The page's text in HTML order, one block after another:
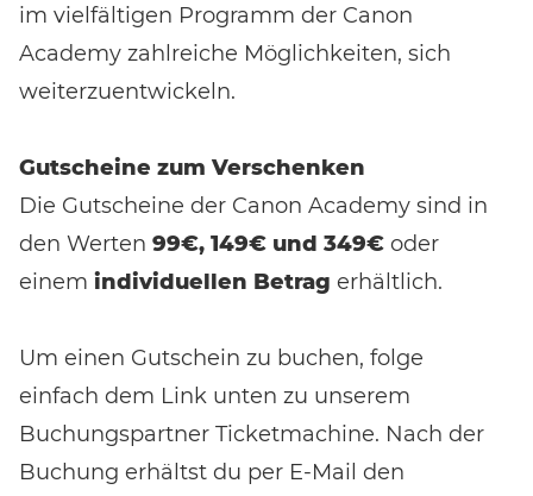
im vielfältigen Programm der Canon
Academy zahlreiche Möglichkeiten, sich
weiterzuentwickeln.
Gutscheine zum Verschenken
Die Gutscheine der Canon Academy sind in
den Werten 99€, 149€ und 349€ oder
einem individuellen Betrag erhältlich.
Um einen Gutschein zu buchen, folge
einfach dem Link unten zu unserem
Buchungspartner Ticketmachine. Nach der
Buchung erhältst du per E-Mail den